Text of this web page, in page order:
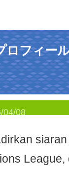
ロフィー
04/08
League,